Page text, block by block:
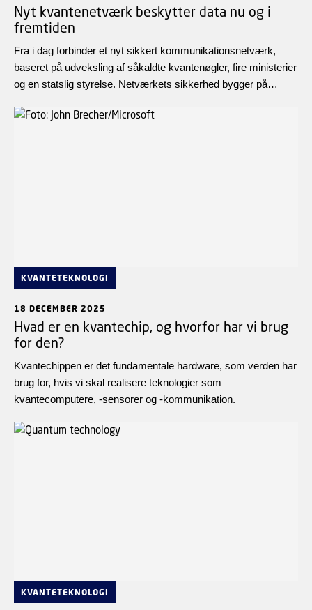
Nyt kvantenetværk beskytter data nu og i
fremtiden
Fra i dag forbinder et nyt sikkert kommunikationsnetværk,
baseret på udveksling af såkaldte kvantenøgler, fire ministerier
og en statslig styrelse. Netværkets sikkerhed bygger på
for hackerangreb.
KVANTETEKNOLOGI
18 DECEMBER 2025
Hvad er en kvantechip, og hvorfor har vi brug
for den?
Kvantechippen er det fundamentale hardware, som verden har
brug for, hvis vi skal realisere teknologier som
kvantecomputere, -sensorer og -kommunikation.
KVANTETEKNOLOGI